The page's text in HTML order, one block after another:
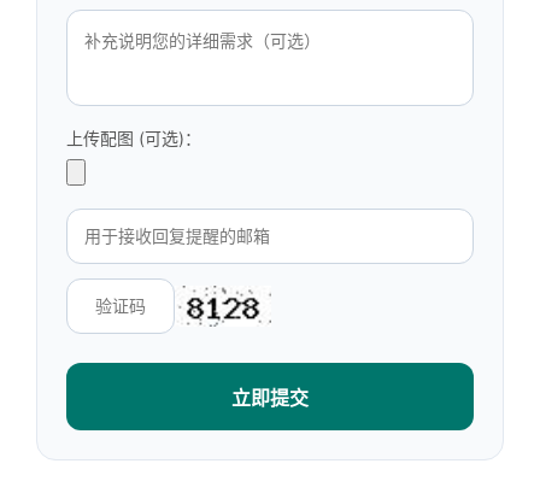
上传配图 (可选)：
立即提交